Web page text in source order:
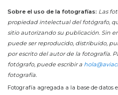
Sobre el uso de la fotografías: Las
propiedad intelectual del fotógrafo,
sitio autorizando su publicación. Sin
puede ser reproducido, distribuido,
por escrito del autor de la fotografía.
fotógrafo, puede escribir a
fotografía.
Fotografía agregada a la base de datos el